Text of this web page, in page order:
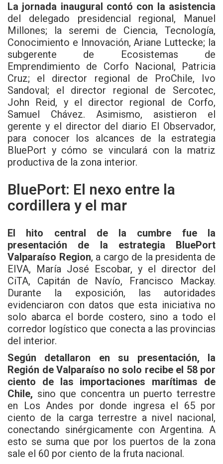
La jornada inaugural contó con la asistencia
del delegado presidencial regional, Manuel
Millones; la seremi de Ciencia, Tecnología,
Conocimiento e Innovación, Ariane Luttecke; la
subgerente de Ecosistemas de
Emprendimiento de Corfo Nacional, Patricia
Cruz; el director regional de ProChile, Ivo
Sandoval; el director regional de Sercotec,
John Reid, y el director regional de Corfo,
Samuel Chávez. Asimismo, asistieron el
gerente y el director del diario El Observador,
para conocer los alcances de la estrategia
BluePort y cómo se vinculará con la matriz
productiva de la zona interior.
BluePort: El nexo entre la
cordillera y el mar
El hito central de la cumbre fue la
presentación de la estrategia BluePort
Valparaíso Region, a cargo de la presidenta de
EIVA, María José Escobar, y el director del
CiTA, Capitán de Navío, Francisco Mackay.
Durante la exposición, las autoridades
evidenciaron con datos que esta iniciativa no
solo abarca el borde costero, sino a todo el
corredor logístico que conecta a las provincias
del interior.
Según detallaron en su presentación, la
Región de Valparaíso no solo recibe el 58 por
ciento de las importaciones marítimas de
Chile, sino que concentra un puerto terrestre
en Los Andes por donde ingresa el 65 por
ciento de la carga terrestre a nivel nacional,
conectando sinérgicamente con Argentina. A
esto se suma que por los puertos de la zona
sale el 60 por ciento de la fruta nacional.